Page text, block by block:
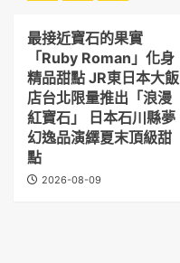
最接近寶石的果實
「Ruby Roman」化身
精品甜點 JR東日本大飯
店台北限量推出「浪漫
紅寶石」 日本石川縣夢
幻逸品演繹夏末頂級甜
點
2026-08-09